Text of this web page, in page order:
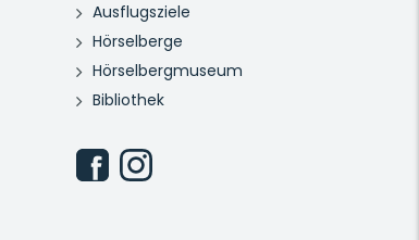
Ausflugsziele
Hörselberge
Hörselbergmuseum
Bibliothek